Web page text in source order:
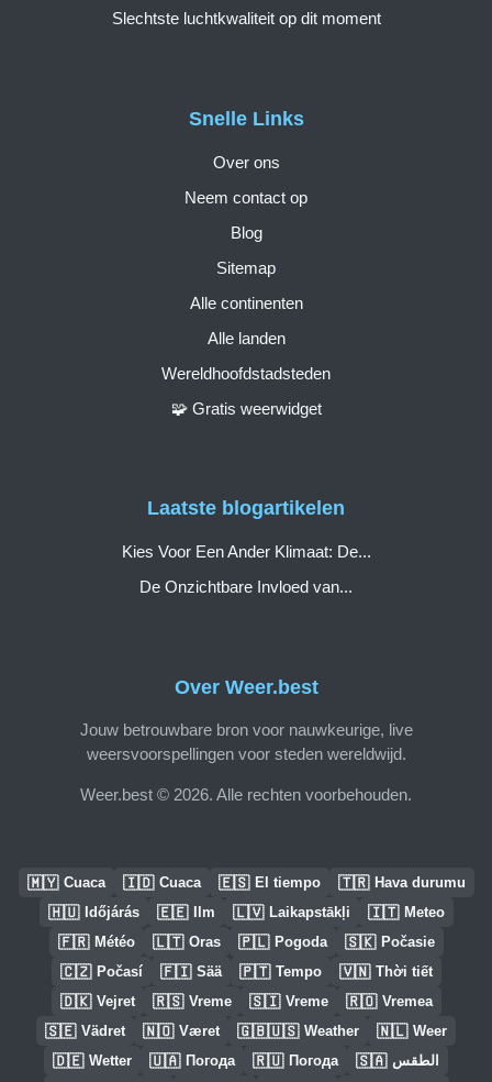
Over Weer.best
Jouw betrouwbare bron voor nauwkeurige, live
weersvoorspellingen voor steden wereldwijd.
Weer.best © 2026. Alle rechten voorbehouden.
Snelle Links
Over ons
Neem contact op
Blog
Sitemap
Alle continenten
Alle landen
Wereldhoofdstadsteden
🧩 Gratis weerwidget
Slechtste luchtkwaliteit op dit moment
Laatste blogartikelen
Kies Voor Een Ander Klimaat: De...
De Onzichtbare Invloed van...
🇲🇾 Cuaca 🇮🇩 Cuaca 🇪🇸 El tiempo 🇹🇷 Hava durumu
🇭🇺 Időjárás 🇪🇪 Ilm 🇱🇻 Laikapstākļi 🇮🇹 Meteo
🇫🇷 Météo 🇱🇹 Oras 🇵🇱 Pogoda 🇸🇰 Počasie
🇨🇿 Počasí 🇫🇮 Sää 🇵🇹 Tempo 🇻🇳 Thời tiết
🇩🇰 Vejret 🇷🇸 Vreme 🇸🇮 Vreme 🇷🇴 Vremea
🇸🇪 Vädret 🇳🇴 Været 🇬🇧🇺🇸 Weather 🇳🇱 Weer
🇩🇪 Wetter 🇺🇦 Погода 🇷🇺 Погода 🇸🇦 الطقس